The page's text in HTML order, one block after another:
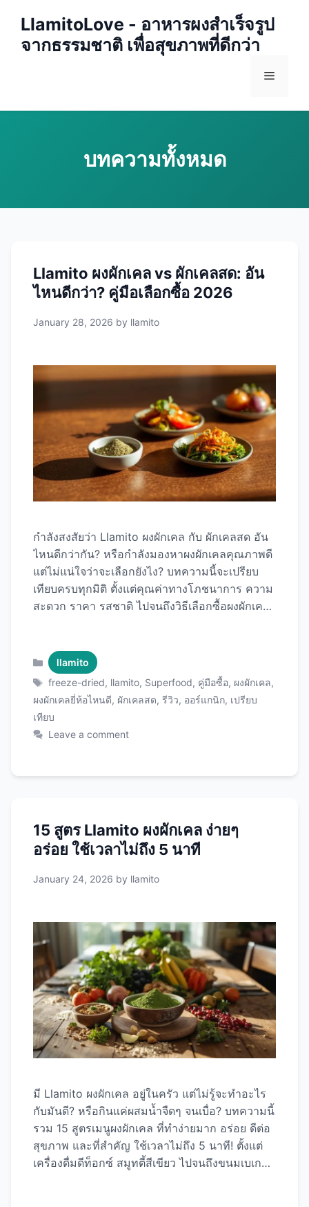
content
LlamitoLove - อาหารผงสำเร็จรูป
จากธรรมชาติ เพื่อสุขภาพที่ดีกว่า
Menu
Llamito ผงผักเคล vs ผักเคลสด: อัน
ไหนดีกว่า? คู่มือเลือกซื้อ 2026
January 28, 2026 by llamito
กำลังสงสัยว่า Llamito ผงผักเคล กับ ผักเคลสด อัน
ไหนดีกว่ากัน? หรือกำลังมองหาผงผักเคลคุณภาพดี
แต่ไม่แน่ใจว่าจะเลือกยังไง? บทความนี้จะเปรียบ
เทียบครบทุกมิติ ตั้งแต่คุณค่าทางโภชนาการ ความ
สะดวก ราคา รสชาติ ไปจนถึงวิธีเลือกซื้อผงผักเคล
อันดับต้นๆ! ผักเคล: ซูเปอร์ฟู้ดที่ทุกคนควรกิน ก่อน
เปรียบเทียบ มาทำความรู้จักกับผักเคล (Kale) กัน
ก่อน ทำไมผักเคลถึงพิเศษ? ผักเคลได้รับการยกย่อง
เป็น “Queen of Greens” หรือราชินีแห่งผักเขียว
เพราะ: 1. คุณค่าทางโภชนาการสูงที่สุด 2. แคลอรี่
โภชนาการ ผักเคลสด 100 กรัม: สารอาหาร
Categories
llamito
Tags
freeze-dried, llamito, Superfood, คู่มือซื้อ, ผงผักเคล,
ผงผักเคลยี่ห้อไหนดี, ผักเคลสด, รีวิว, ออร์แกนิก, เปรียบ
เทียบ
Leave a comment
15 สูตร Llamito ผงผักเคล ง่ายๆ
อร่อย ใช้เวลาไม่ถึง 5 นาที
January 24, 2026 by llamito
มี Llamito ผงผักเคล อยู่ในครัว แต่ไม่รู้จะทำอะไร
กับมันดี? หรือกินแค่ผสมน้ำจืดๆ จนเบื่อ? บทความนี้
รวม 15 สูตรเมนูผงผักเคล ที่ทำง่ายมาก อร่อย ดีต่อ
สุขภาพ และที่สำคัญ ใช้เวลาไม่ถึง 5 นาที! ตั้งแต่
เครื่องดื่มดีท็อกซ์ สมูทตี้สีเขียว ไปจนถึงขนมเบเกอรี่